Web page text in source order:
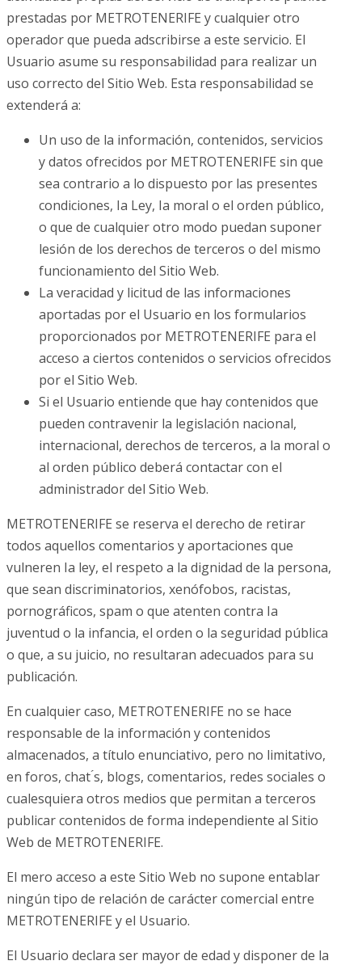
prestadas por METROTENERIFE y cualquier otro
operador que pueda adscribirse a este servicio. El
Usuario asume su responsabilidad para realizar un
uso correcto del Sitio Web. Esta responsabilidad se
extenderá a:
Un uso de la información, contenidos, servicios
y datos ofrecidos por METROTENERIFE sin que
sea contrario a lo dispuesto por las presentes
condiciones, Ia Ley, Ia moral o el orden público,
o que de cualquier otro modo puedan suponer
lesión de los derechos de terceros o del mismo
funcionamiento del Sitio Web.
La veracidad y licitud de las informaciones
aportadas por el Usuario en los formularios
proporcionados por METROTENERIFE para el
acceso a ciertos contenidos o servicios ofrecidos
por el Sitio Web.
Si el Usuario entiende que hay contenidos que
pueden contravenir la legislación nacional,
internacional, derechos de terceros, a la moral o
al orden público deberá contactar con el
administrador del Sitio Web.
METROTENERIFE se reserva el derecho de retirar
todos aquellos comentarios y aportaciones que
vulneren Ia ley, el respeto a la dignidad de la persona,
que sean discriminatorios, xenófobos, racistas,
pornográficos, spam o que atenten contra Ia
juventud o la infancia, el orden o la seguridad pública
o que, a su juicio, no resultaran adecuados para su
publicación.
En cualquier caso, METROTENERIFE no se hace
responsable de la información y contenidos
almacenados, a título enunciativo, pero no limitativo,
en foros, chat ́s, blogs, comentarios, redes sociales o
cualesquiera otros medios que permitan a terceros
publicar contenidos de forma independiente al Sitio
Web de METROTENERIFE.
El mero acceso a este Sitio Web no supone entablar
ningún tipo de relación de carácter comercial entre
METROTENERIFE y el Usuario.
El Usuario declara ser mayor de edad y disponer de la